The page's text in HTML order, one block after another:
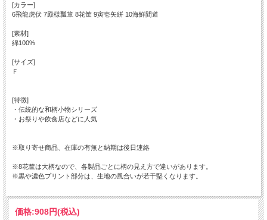
[カラー]
6飛龍虎伏 7殿様瓢箪 8花筐 9寅壱矢絣 10海鮮間道
[素材]
綿100%
[サイズ]
Ｆ
[特徴]
・伝統的な和柄小物シリーズ
・お祭りや飲食店などに人気
※取り寄せ商品、在庫の有無と納期は後日連絡
※8花筐は大柄なので、各製品ごとに柄の見え方で違いがあります。
※黒や濃色プリント部分は、生地の風合いが若干堅くなります。
価格:908円(税込)